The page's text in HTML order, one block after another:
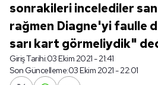
sonrakileri incelediler
rağmen Diagne'yi faulle
sarı kart görmeliydik"
Giriş Tarihi:03 Ekim 2021 - 21:41
Son Güncelleme:03 Ekim 2021 - 22:01